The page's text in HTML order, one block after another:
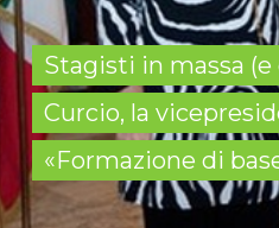
Stagisti in massa (e
Curcio, la
«Formazione di